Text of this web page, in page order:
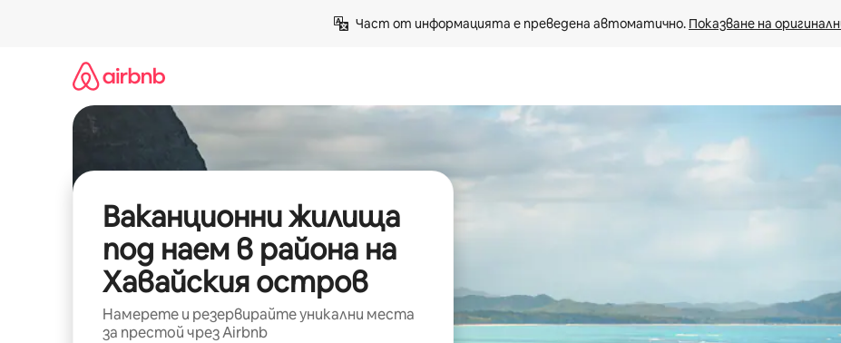
Част от информацията е преведена автоматично. Показване на
Ваканционни жилища
под наем в района на
Хавайския остров
Намерете и резервирайте уникални места
за престой чрез Airbnb